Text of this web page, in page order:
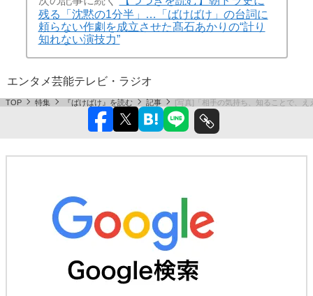
残る「沈黙の1分半」…「ばけばけ」の台詞に
頼らない作劇を成立させた髙石あかりの“計り
知れない演技力”
エンタメ芸能テレビ・ラジオ
TOP 特集 『ばけばけ』を読む 記事 [写真]「相手の気持ち、知ることで、